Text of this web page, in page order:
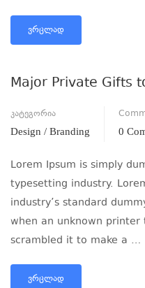
ᲕᲠᲪᲚᲐᲓ
Major Private Gifts
კატეგორია
Design / Branding 0
Lorem Ipsum is simply
typesetting industry.
industry’s standard
when an unknown
scrambled it to make a …
ᲕᲠᲪᲚᲐᲓ